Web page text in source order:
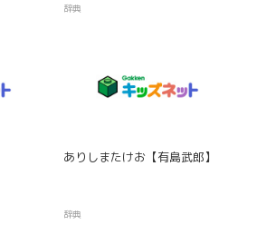
辞典
ありしまたけお【有島武郎】
辞典